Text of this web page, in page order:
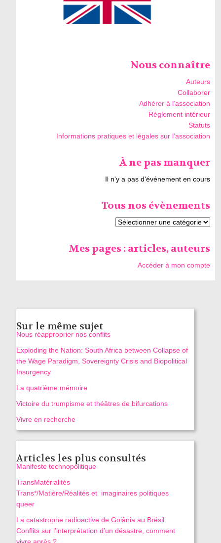
Nous connaître
Auteurs
Collaborer
Adhérer à l’association
Réglement intérieur
Statuts
Informations pratiques et légales sur l’association
À ne pas manquer
Il n'y a pas d'événement en cours
Tous nos évènements
Mes pages : articles, auteurs
Accéder à mon compte
Sur le même sujet
Nous réapproprier nos conflits
Exploding the Nation: South Africa between Collapse of
the Wage Paradigm, Sovereignty Crisis and Biopolitical
Insurgency
La quatrième mémoire
Victoire du trumpisme et théâtres de bifurcations
Vivre en recherche
Articles les plus consultés
Manifeste technopolitique
TransMatérialités
Trans*/Matière/Réalités et imaginaires politiques
queer
La catastrophe radioactive de Goiânia au Brésil.
Conflits sur l’interprétation d’un désastre, comment